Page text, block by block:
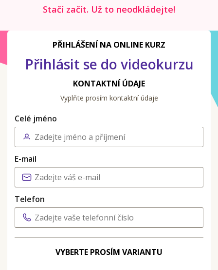
Stačí začít. Už to neodkládejte!
PŘIHLÁŠENÍ NA ONLINE KURZ
Přihlásit se do videokurzu
KONTAKTNÍ ÚDAJE
Vyplňte prosím kontaktní údaje
Celé jméno
E-mail
Telefon
VYBERTE PROSÍM VARIANTU